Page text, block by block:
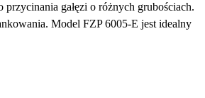
gałęzi o różnych grubościach.
Model FZP 6005-E jest idealny